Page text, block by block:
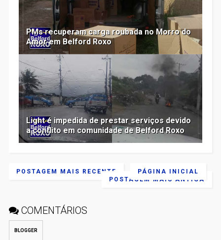
PMs recuperam carga roubada no Morro do
Amor em Belford Roxo
Light é impedida de prestar serviços devido
a conflito em comunidade de Belford Roxo
POSTAGEM MAIS RECENTE
POSTAGEM MAIS ANTIGA
PÁGINA INICIAL
COMENTÁRIOS
BLOGGER